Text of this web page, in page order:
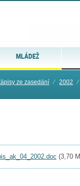
MLÁDEŽ
ze zasedání ⁄ 2002 ⁄
(3,70